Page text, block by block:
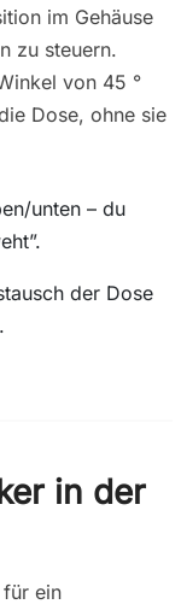
im Gehäuse
zu steuern.
von 45 °
Dose, ohne sie
unten – du
der Dose
in der
ein